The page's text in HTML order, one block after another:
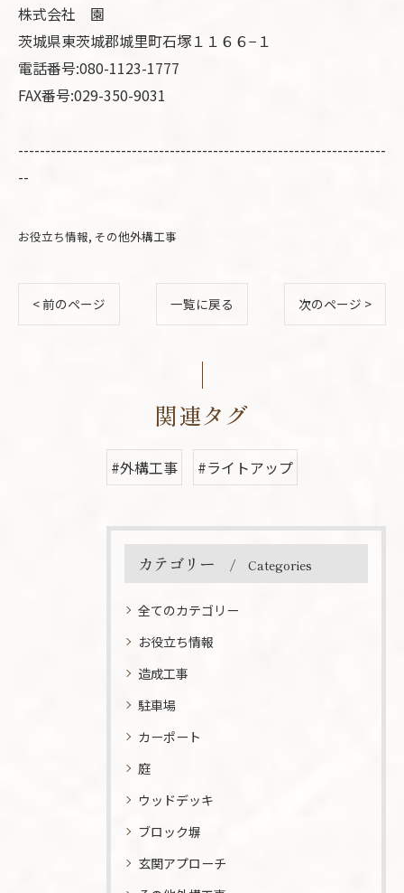
株式会社 園
茨城県東茨城郡城里町石塚１１６６−１
電話番号:080-1123-1777
FAX番号:029-350-9031
--------------------------------------------------------------------
--
お役立ち情報 その他外構工事
< 前のページ 一覧に戻る 次のページ >
関連タグ
#外構工事 #ライトアップ
カテゴリー Categories
全てのカテゴリー
お役立ち情報
造成工事
駐車場
カーポート
庭
ウッドデッキ
ブロック塀
玄関アプローチ